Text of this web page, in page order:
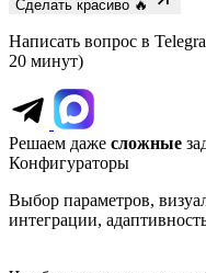
Написать вопрос в
20 минут)
Решаем даже
Конфигураторы
Выбор параметров,
интеграции, адаптивность